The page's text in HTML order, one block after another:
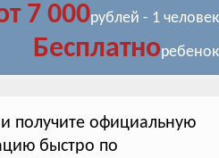
7 000рублей - 1 человек
Бесплатноребенок
получите официальную
быстро по